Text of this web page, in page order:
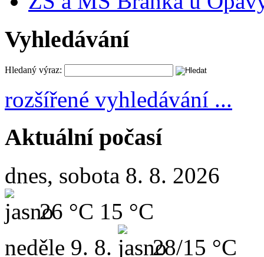
Vyhledávání
Hledaný výraz:
rozšířené vyhledávání ...
Aktuální počasí
dnes, sobota 8. 8. 2026
26 °C 15 °C
neděle 9. 8.
28/15 °C